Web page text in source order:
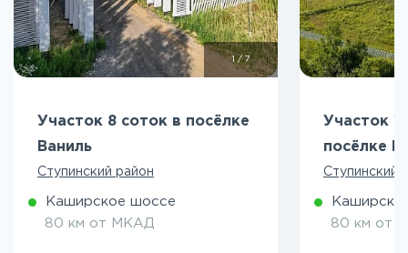
1 / 7
Участок 8 соток в посёлке
Ваниль
Ступинский район
Каширское шоссе
80 км от МКАД
Участок
посёлке
Ступинский
80 км от